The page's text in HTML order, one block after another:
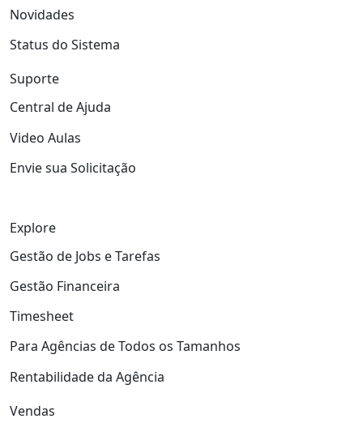
Novidades
Status do Sistema
Suporte
Central de Ajuda
Video Aulas
Envie sua Solicitação
Explore
Gestão de Jobs e Tarefas
Gestão Financeira
Timesheet
Para Agências de Todos os Tamanhos
Rentabilidade da Agência
Vendas